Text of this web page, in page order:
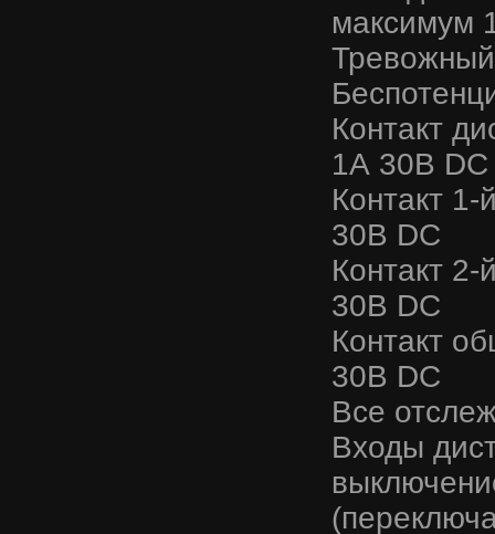
максимум
Контакт
1А 30В DC
Контакт
30В DC
Контакт
30В DC
Контакт
30В DC
Все
Входы